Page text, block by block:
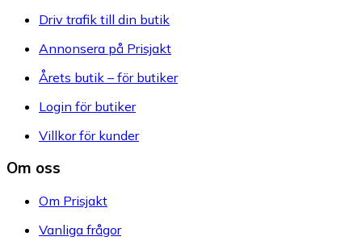
Driv trafik till din butik
Annonsera på Prisjakt
Årets butik – för butiker
Login för butiker
Villkor för kunder
Om oss
Om Prisjakt
Vanliga frågor